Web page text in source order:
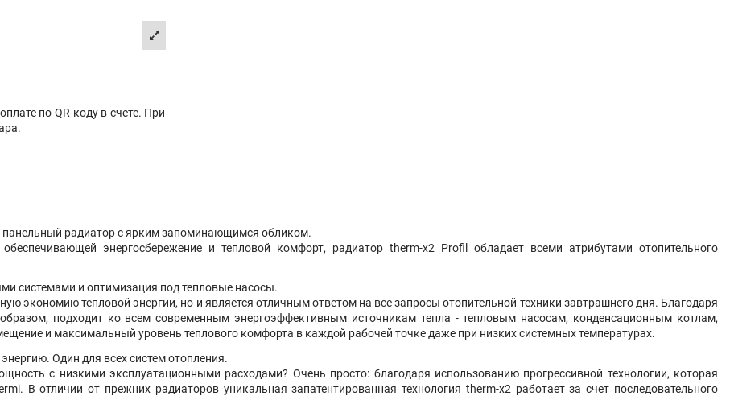
по QR-коду в счете. При
панельный радиатор с ярким запоминающимся обликом.
энергосбережение и тепловой комфорт, радиатор therm-x2 Profil обладает всеми атрибутами отопительного
системами и оптимизация под тепловые насосы.
экономию тепловой энергии, но и является отличным ответом на все запросы отопительной техники завтрашнего дня. Благодаря
подходит ко всем современным энергоэффективным источникам тепла - тепловым насосам, конденсационным котлам,
и максимальный уровень теплового комфорта в каждой рабочей точке даже при низких системных температурах.
Один для всех систем отопления.
с низкими эксплуатационными расходами? Очень просто: благодаря использованию прогрессивной технологии, которая
В отличии от прежних радиаторов уникальная запатентированная технология therm-x2 работает за счет последовательного